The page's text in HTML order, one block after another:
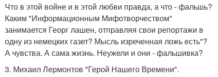
Что в этой войне и в этой любви правда, а что - фальшь?
Каким "Информационным Мифотворчеством"
занимается Георг лашен, отправляя свои репортажи в
одну из немецких газет? Мысль изреченная ложь есть"?
А чувства. А сама жизнь. Неужели и они - фальшивка?
3. Михаил Лермонтов "Герой Нашего Времени".